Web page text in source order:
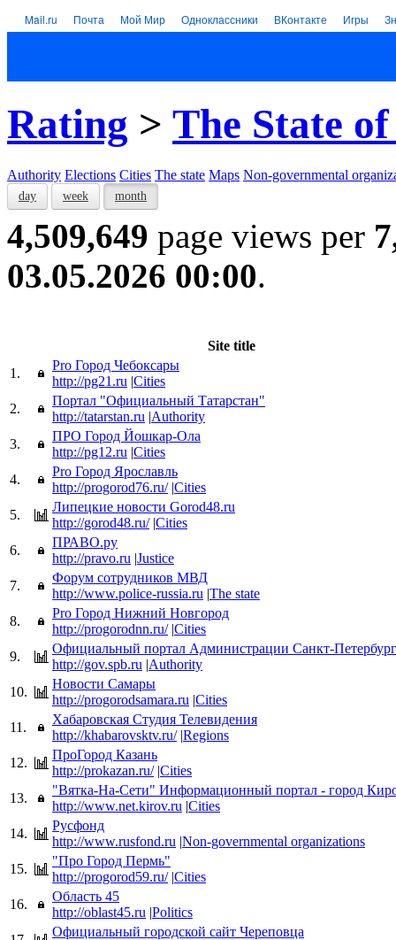
Mail.ru Почта Мой Мир Одноклассники ВКонтакте Игры
Rating > The State
Authority Elections Cities The state Maps Non-governmental
day week month
4,509,649 page views per
03.05.2026 00:00.
Site title
1.
Pro Город Чебоксары
http://pg21.ru |Cities
2.
Портал "Официальный Татарстан"
http://tatarstan.ru |Authority
3.
ПРО Город Йошкар-Ола
http://pg12.ru |Cities
4.
Pro Город Ярославль
http://progorod76.ru/ |Cities
5.
Липецкие новости Gorod48.ru
http://gorod48.ru/ |Cities
6.
ПРАВО.ру
http://pravo.ru |Justice
7.
Форум сотрудников МВД
http://www.police-russia.ru |The state
8.
Pro Город Нижний Новгород
http://progorodnn.ru/ |Cities
9.
Официальный портал Администрации Санкт-
http://gov.spb.ru |Authority
10.
Новости Самары
http://progorodsamara.ru |Cities
11.
Хабаровская Студия Телевидения
http://khabarovsktv.ru/ |Regions
12.
ПроГород Казань
http://prokazan.ru/ |Cities
13.
"Вятка-На-Сети" Информационный портал - город
http://www.net.kirov.ru |Cities
14.
Русфонд
http://www.rusfond.ru |Non-governmental organizations
15.
"Про Город Пермь"
http://progorod59.ru/ |Cities
16.
Область 45
http://oblast45.ru |Politics
Официальный городской сайт Череповца